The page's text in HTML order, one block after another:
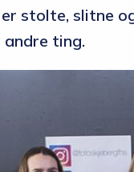
stolte, slitne
andre ting.